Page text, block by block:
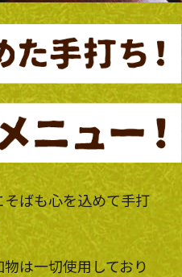
ばも心を込めて手打
は一切使用しており